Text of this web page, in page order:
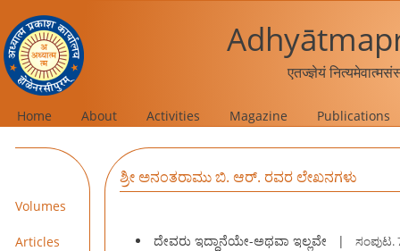
एतज्ज्ञेयं
Home About Activities Magazine Publications
Volumes
Articles
ಶ್ರೀ ಅನಂತರಾಮು ಬಿ. ಆರ್‍. ರವರ ಲೇಖನಗಳು
ದೇವರು ಇದ್ದಾನೆಯೇ-ಅಥವಾ ಇಲ್ಲವೇ | ಸಂಪುಟ.